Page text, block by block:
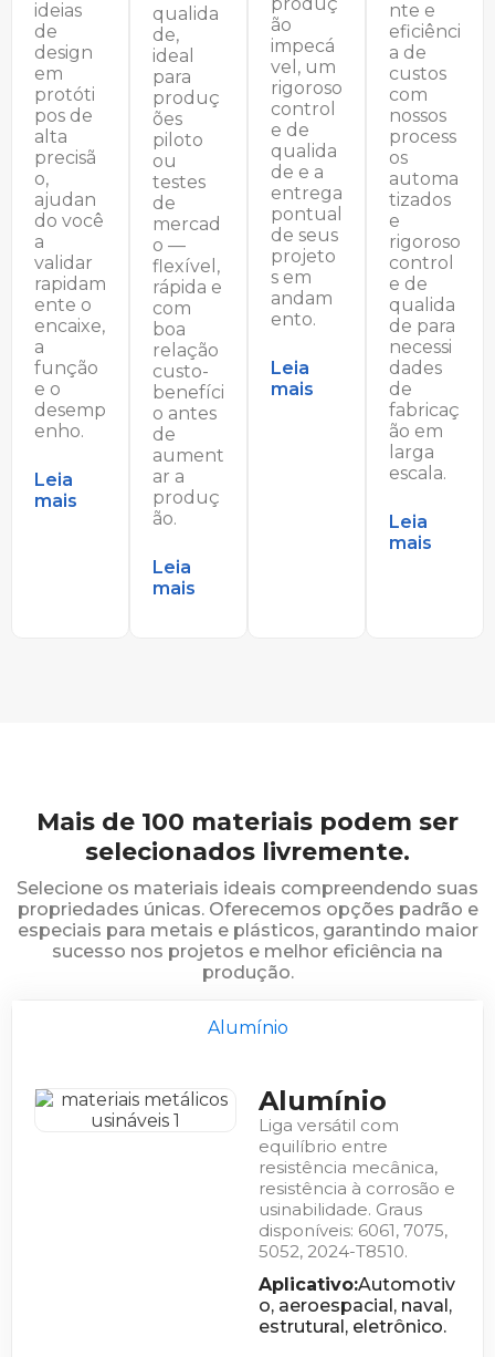
ideias
de
design
em
protóti
pos de
alta
precisã
o,
ajudan
do você
a
validar
rapidam
ente o
encaixe,
a
função
e o
desemp
enho.
Leia
mais
qualida
de,
ideal
para
produç
ões
piloto
ou
testes
de
mercad
o —
flexível,
rápida e
com
boa
relação
custo-
benefíci
o antes
de
aument
ar a
produç
ão.
Leia
mais
ão
impecá
vel, um
rigoroso
control
e de
qualida
de e a
entrega
pontual
de seus
projeto
s em
andam
ento.
Leia
mais
nte e
eficiênci
a de
custos
com
nossos
process
os
automa
tizados
e
rigoroso
control
e de
qualida
de para
necessi
dades
de
fabricaç
ão em
larga
escala.
Leia
mais
Mais de 100 materiais podem ser
selecionados livremente.
Selecione os materiais ideais compreendendo suas
propriedades únicas. Oferecemos opções padrão e
especiais para metais e plásticos, garantindo maior
sucesso nos projetos e melhor eficiência na
produção.
Alumínio
Alumínio
Liga versátil com
equilíbrio entre
resistência mecânica,
resistência à corrosão e
usinabilidade. Graus
disponíveis: 6061, 7075,
5052, 2024-T8510.
Aplicativo:Automotiv
o, aeroespacial, naval,
estrutural, eletrônico.